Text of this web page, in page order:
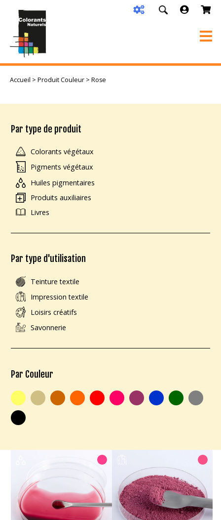
Accueil > Produit Couleur > Rose
Par type de produit
Colorants végétaux
Pigments végétaux
Huiles pigmentaires
Produits auxiliaires
Livres
Par type d'utilisation
Teinture textile
Impression textile
Loisirs créatifs
Savonnerie
Par Couleur